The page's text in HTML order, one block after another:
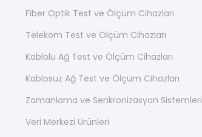
Fiber Optik Test ve Ölçüm Cihazları
Telekom Test ve Ölçüm Cihazları
Kablolu Ağ Test ve Ölçüm Cihazları
Kablosuz Ağ Test ve Ölçüm Cihazları
Zamanlama ve Senkronizasyon Sistemleri
Veri Merkezi Ürünleri